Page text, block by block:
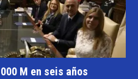
M en seis años